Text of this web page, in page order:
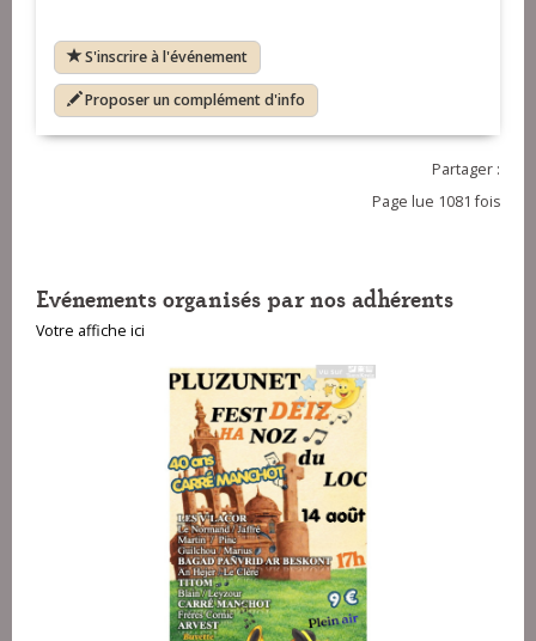
S'inscrire à l'événement
Proposer un complément d'info
Partager :
Page lue 1081 fois
Evénements organisés par nos adhérents
Votre affiche ici